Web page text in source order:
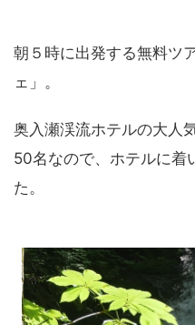
朝５時に出発する無料ツ
ェ」。
奥入瀬渓流ホテルの大人
50名なので、ホテルに着
た。